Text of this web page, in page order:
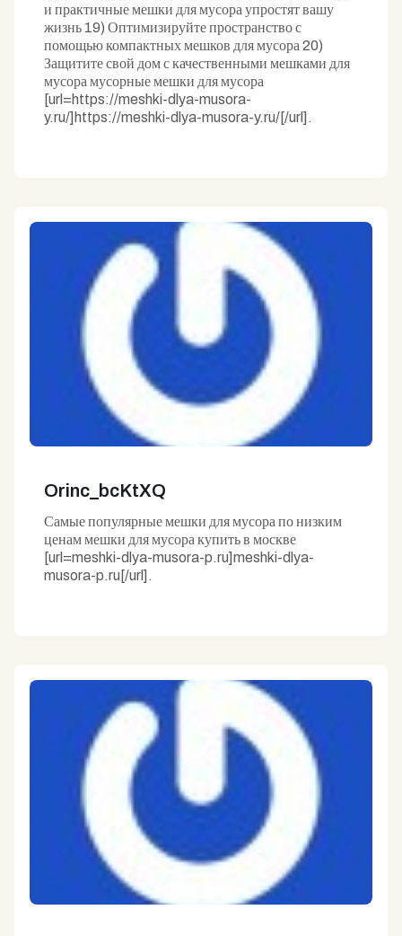
и практичные мешки для мусора упростят вашу
жизнь 19) Оптимизируйте пространство с
помощью компактных мешков для мусора 20)
Защитите свой дом с качественными мешками для
мусора мусорные мешки для мусора
[url=https://meshki-dlya-musora-
y.ru/]https://meshki-dlya-musora-y.ru/[/url].
Orinc_bcKtXQ
Самые популярные мешки для мусора по низким
ценам мешки для мусора купить в москве
[url=meshki-dlya-musora-p.ru]meshki-dlya-
musora-p.ru[/url].